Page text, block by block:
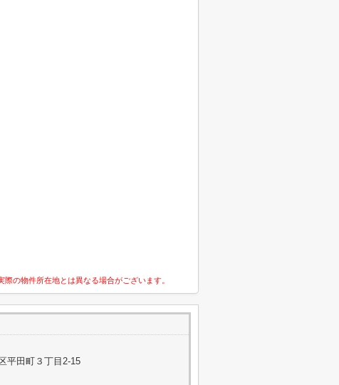
の物件所在地とは異なる場合がございます。
平田町３丁目2-15